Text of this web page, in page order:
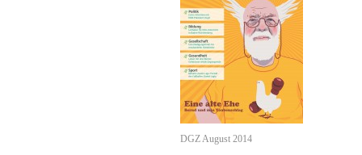
DGZ August 2014